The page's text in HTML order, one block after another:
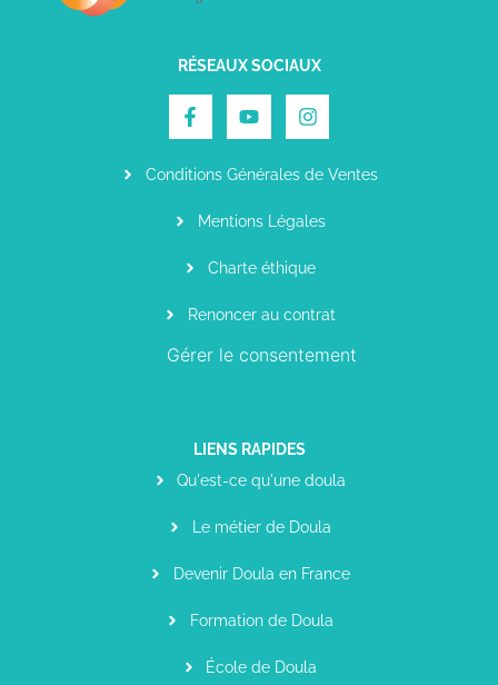
RÉSEAUX SOCIAUX
Conditions Générales de Ventes
Mentions Légales
Charte éthique
Renoncer au contrat
Gérer le consentement
LIENS RAPIDES
Qu'est-ce qu'une doula
Le métier de Doula
Devenir Doula en France
Formation de Doula
École de Doula